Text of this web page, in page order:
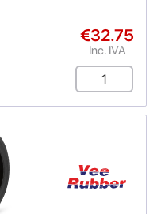
€32.75
Inc. IVA